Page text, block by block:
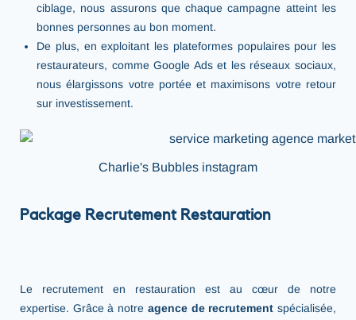
ciblage, nous assurons que chaque campagne atteint les
bonnes personnes au bon moment.
De plus, en exploitant les plateformes populaires pour les
restaurateurs, comme Google Ads et les réseaux sociaux,
nous élargissons votre portée et maximisons votre retour
sur investissement.
Charlie's Bubbles instagram
Package Recrutement Restauration
Le recrutement en restauration est au cœur de notre
expertise. Grâce à notre agence de recrutement spécialisée,